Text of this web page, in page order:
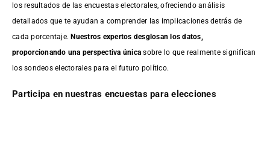
los resultados de las encuestas electorales, ofreciendo análisis
detallados que te ayudan a comprender las implicaciones detrás de
cada porcentaje.Nuestros expertos desglosan los datos,
proporcionando una perspectiva única sobre lo que realmente significan
los sondeos electorales para el futuro político.
Participa en nuestras encuestas para elecciones